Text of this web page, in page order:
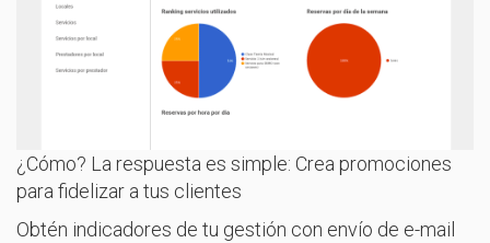
¿Cómo? La respuesta es simple: Crea promociones
para fidelizar a tus clientes
Obtén indicadores de tu gestión con envío de e-mail